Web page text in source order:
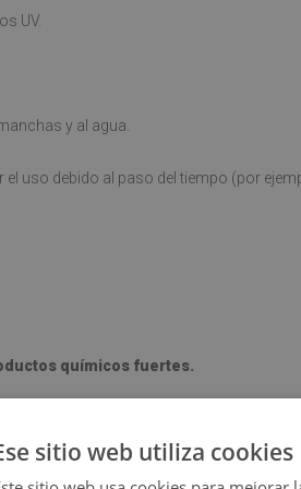
UV.
y al agua.
uso debido al paso del tiempo (por
químicos fuertes.
sitio web utiliza cookies